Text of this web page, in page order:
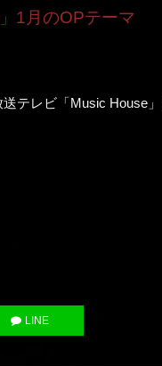
1月のOPテーマ
テレビ「Music House
LINE